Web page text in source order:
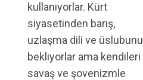
kullanıyorlar. Kürt
siyasetinden barış,
uzlaşma dili ve üslubunu
bekliyorlar ama kendileri
savaş ve şovenizmle